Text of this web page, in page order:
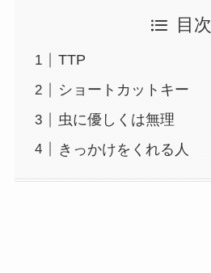
目次
TTP
ショートカットキー
虫に優しくは無理
きっかけをくれる人